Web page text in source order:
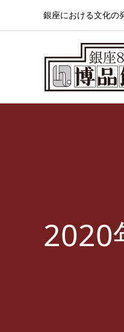
銀座における文化の
2020